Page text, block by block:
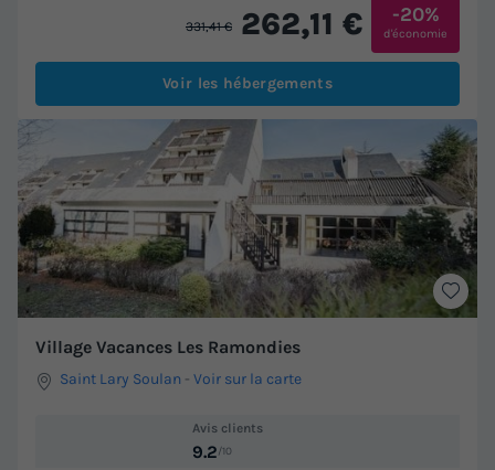
331,41 € 262,11 € -20%
d'économie
Voir les hébergements
Village Vacances Les Ramondies
Saint Lary Soulan -Voir sur la carte
Avis clients
9.2/10